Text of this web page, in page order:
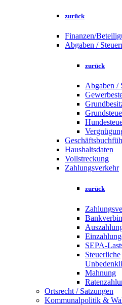
zurück
Finanzen/
Abgaben /
zurück
Abgaben /
Haushaltsdaten
Vollstreckung
Zahlungsverkehr
zurück
SEPA-
Steuerliche
Mahnung
Ortsrecht / Satzungen
Kommunalpolitik &